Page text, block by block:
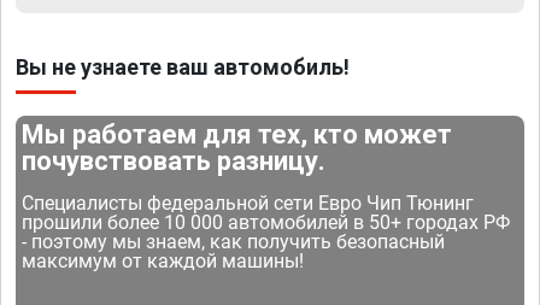
Вы не узнаете ваш автомобиль!
Мы работаем для тех, кто может
почувствовать разницу.
Специалисты федеральной сети Евро Чип Тюнинг
прошили более 10 000 автомобилей в 50+ городах РФ
- поэтому мы знаем, как получить безопасный
максимум от каждой машины!